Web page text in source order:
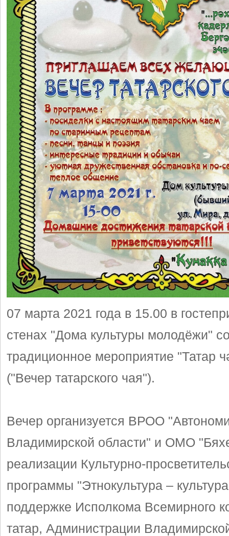
07 марта 2021 года в 15.00 в
стенах "Дома культуры молодёжи"
традиционное мероприятие "Татар
("Вечер татарского чая").
Вечер организуется ВРОО
Владимирской области" и ОМО
реализации Культурно-
программы "Этнокультура –
поддержке Исполкома Всемирного
татар, Администрации